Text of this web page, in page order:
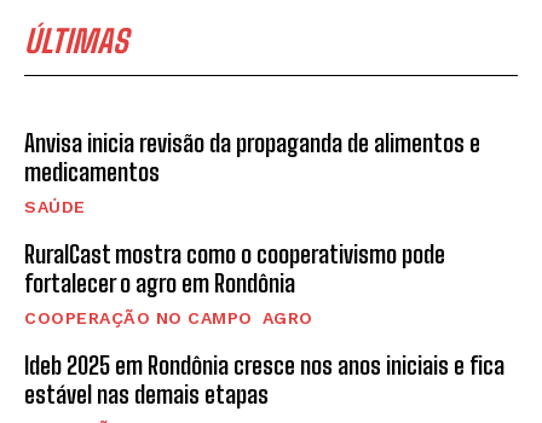
ÚLTIMAS
Anvisa inicia revisão da propaganda de alimentos e
medicamentos
SAÚDE
RuralCast mostra como o cooperativismo pode
fortalecer o agro em Rondônia
COOPERAÇÃO NO CAMPO AGRO
Ideb 2025 em Rondônia cresce nos anos iniciais e fica
estável nas demais etapas